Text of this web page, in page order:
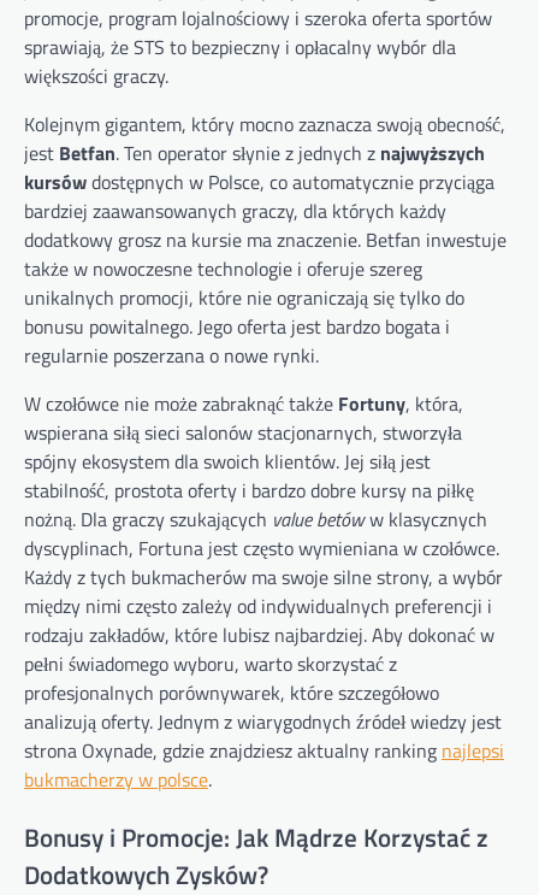
promocje, program lojalnościowy i szeroka oferta sportów
sprawiają, że STS to bezpieczny i opłacalny wybór dla
większości graczy.
Kolejnym gigantem, który mocno zaznacza swoją obecność,
jest Betfan. Ten operator słynie z jednych z najwyższych
kursówdostępnych w Polsce, co automatycznie przyciąga
bardziej zaawansowanych graczy, dla których każdy
dodatkowy grosz na kursie ma znaczenie. Betfan inwestuje
także w nowoczesne technologie i oferuje szereg
unikalnych promocji, które nie ograniczają się tylko do
bonusu powitalnego. Jego oferta jest bardzo bogata i
regularnie poszerzana o nowe rynki.
W czołówce nie może zabraknąć także Fortuny, która,
wspierana siłą sieci salonów stacjonarnych, stworzyła
spójny ekosystem dla swoich klientów. Jej siłą jest
stabilność, prostota oferty i bardzo dobre kursy na piłkę
nożną. Dla graczy szukających value betóww klasycznych
dyscyplinach, Fortuna jest często wymieniana w czołówce.
Każdy z tych bukmacherów ma swoje silne strony, a wybór
między nimi często zależy od indywidualnych preferencji i
rodzaju zakładów, które lubisz najbardziej. Aby dokonać w
pełni świadomego wyboru, warto skorzystać z
profesjonalnych porównywarek, które szczegółowo
analizują oferty. Jednym z wiarygodnych źródeł wiedzy jest
strona Oxynade, gdzie znajdziesz aktualny ranking najlepsi
bukmacherzy w polsce.
Bonusy i Promocje: Jak Mądrze Korzystać z
Dodatkowych Zysków?